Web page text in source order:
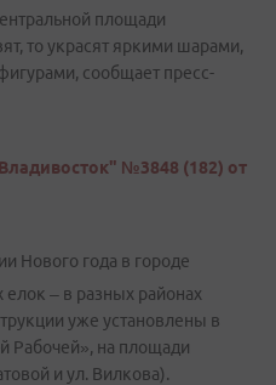
площади
то украсят яркими шарами,
сообщает пресс-
№3848 (182) от
Нового года в городе
– в разных районах
уже установлены в
Рабочей», на площади
и ул. Вилкова).